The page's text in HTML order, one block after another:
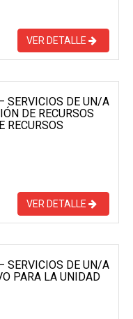
VER DETALLE
SERVICIOS DE UN/A
DE RECURSOS
RECURSOS
VER DETALLE
SERVICIOS DE UN/A
PARA LA UNIDAD